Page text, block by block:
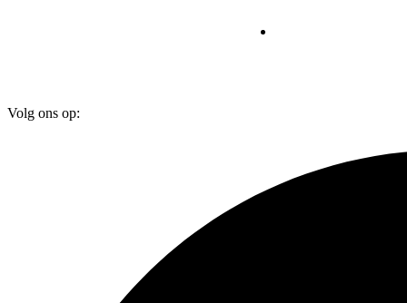
Volg ons op: